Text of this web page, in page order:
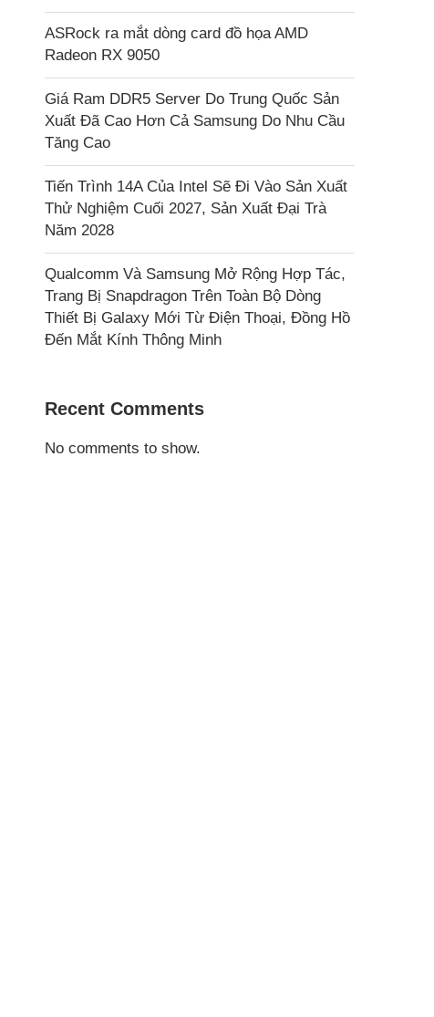
ASRock ra mắt dòng card đồ họa AMD
Radeon RX 9050
Giá Ram DDR5 Server Do Trung Quốc Sản
Xuất Đã Cao Hơn Cả Samsung Do Nhu Cầu
Tăng Cao
Tiến Trình 14A Của Intel Sẽ Đi Vào Sản Xuất
Thử Nghiệm Cuối 2027, Sản Xuất Đại Trà
Năm 2028
Qualcomm Và Samsung Mở Rộng Hợp Tác,
Trang Bị Snapdragon Trên Toàn Bộ Dòng
Thiết Bị Galaxy Mới Từ Điện Thoại, Đồng Hồ
Đến Mắt Kính Thông Minh
Recent Comments
No comments to show.